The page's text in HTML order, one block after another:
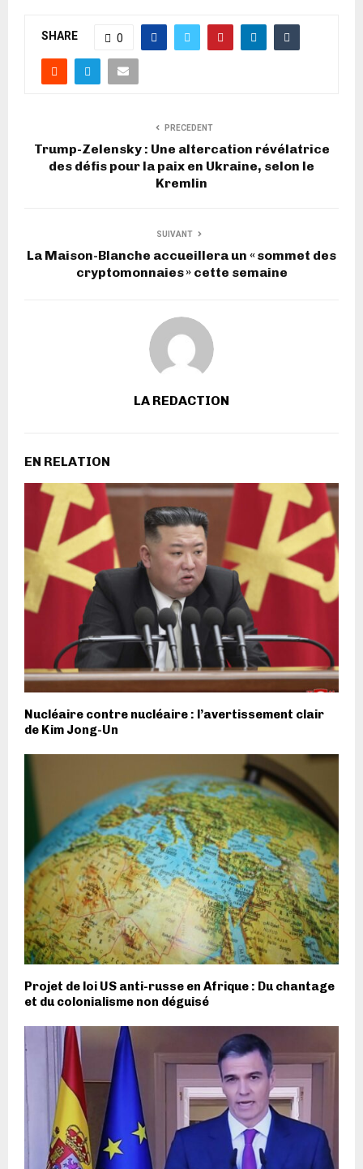
SHARE 0
PRECEDENT
Trump-Zelensky : Une altercation révélatrice
des défis pour la paix en Ukraine, selon le
Kremlin
SUIVANT
La Maison-Blanche accueillera un « sommet des
cryptomonnaies » cette semaine
LA REDACTION
EN RELATION
Nucléaire contre nucléaire : l’avertissement clair
de Kim Jong-Un
Projet de loi US anti-russe en Afrique : Du chantage
et du colonialisme non déguisé